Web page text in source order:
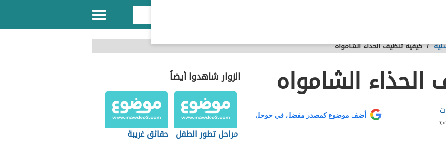
/كيفية تنظيف الحذاء الشامواه
الشامواه
أضف موضوع كمصدر مفضل في جوجل
الزوار شاهدوا أيضاً
مراحل تطور الطفل حقائق غريبة